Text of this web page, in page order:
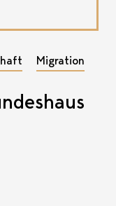
Migration